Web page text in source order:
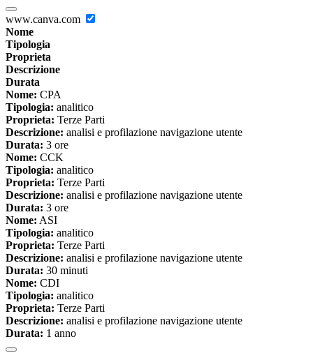
www.canva.com
Nome
Tipologia
Proprieta
Descrizione
Durata
Nome: CPA
Tipologia: analitico
Proprieta: Terze Parti
Descrizione: analisi e profilazione navigazione utente
Durata: 3 ore
Nome: CCK
Tipologia: analitico
Proprieta: Terze Parti
Descrizione: analisi e profilazione navigazione utente
Durata: 3 ore
Nome: ASI
Tipologia: analitico
Proprieta: Terze Parti
Descrizione: analisi e profilazione navigazione utente
Durata: 30 minuti
Nome: CDI
Tipologia: analitico
Proprieta: Terze Parti
Descrizione: analisi e profilazione navigazione utente
Durata: 1 anno